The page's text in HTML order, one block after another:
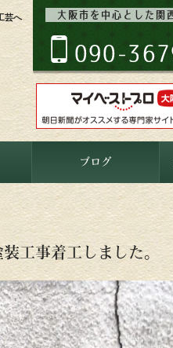
芸へ
ブログ
工事着工しました。